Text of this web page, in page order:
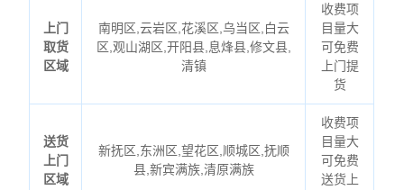
上门
取货
区域
南明区,云岩区,花溪区,乌当区,白云
区,观山湖区,开阳县,息烽县,修文县,
清镇
收费项
目量大
可免费
上门提
货
送货
上门
区域
新抚区,东洲区,望花区,顺城区,抚顺
县,新宾满族,清原满族
收费项
目量大
可免费
送货上